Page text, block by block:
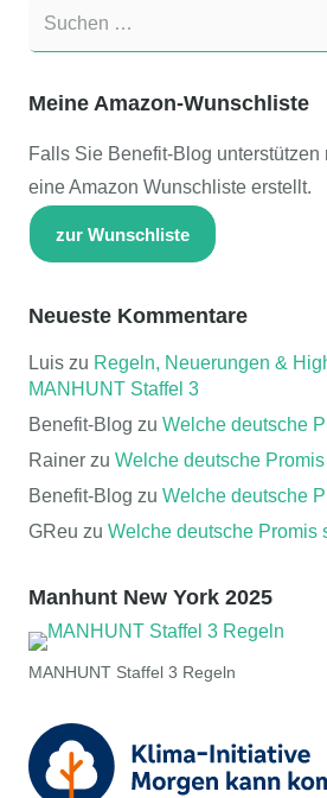
Suchen
nach:
Meine Amazon-Wunschliste
Falls Sie Benefit-Blog unterstützen
eine Amazon Wunschliste erstellt.
zur Wunschliste
Neueste Kommentare
Luis zu Regeln, Neuerungen &
MANHUNT Staffel 3
Benefit-Blog zu Welche deutsche
Rainer zu Welche deutsche
Benefit-Blog zu Welche deutsche
GReu zu Welche deutsche Promis
Manhunt New York 2025
MANHUNT Staffel 3 Regeln